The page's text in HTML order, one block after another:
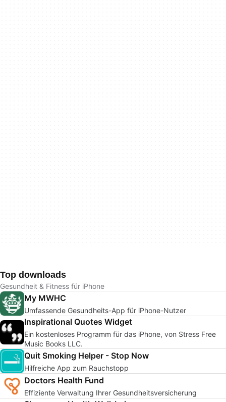
Top downloads
Gesundheit & Fitness für iPhone
My MWHC
Umfassende Gesundheits-App für iPhone-Nutzer
Inspirational Quotes Widget
Ein kostenloses Programm für das iPhone, von Stress Free
Music Books LLC.
Quit Smoking Helper - Stop Now
Hilfreiche App zum Rauchstopp
Doctors Health Fund
Effiziente Verwaltung Ihrer Gesundheitsversicherung